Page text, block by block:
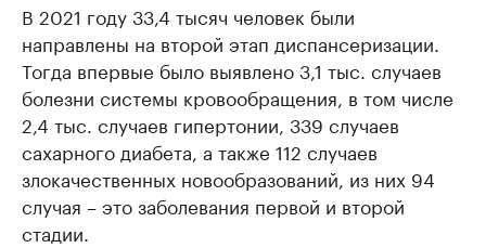
В 2021 году 33,4 тысяч человек были
направлены на второй этап диспансеризации.
Тогда впервые было выявлено 3,1 тыс. случаев
болезни системы кровообращения, в том числе
2,4 тыс. случаев гипертонии, 339 случаев
сахарного диабета, а также 112 случаев
злокачественных новообразований, из них 94
случая – это заболевания первой и второй
стадии.